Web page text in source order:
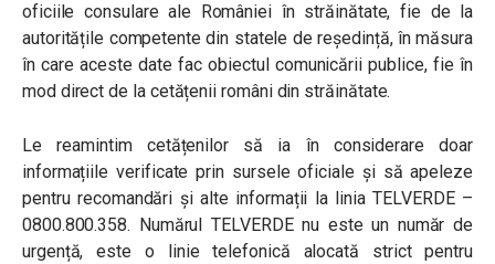
oficiile consulare ale României în străinătate, fie de la
autoritățile competente din statele de reședință, în măsura
în care aceste date fac obiectul comunicării publice, fie în
mod direct de la cetățenii români din străinătate.
Le reamintim cetățenilor să ia în considerare doar
informațiile verificate prin sursele oficiale și să apeleze
pentru recomandări și alte informații la linia TELVERDE –
0800.800.358. Numărul TELVERDE nu este un număr de
urgență, este o linie telefonică alocată strict pentru